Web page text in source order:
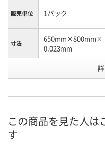
販売単位 1パック
寸法
650mm×800mm×
0.023mm
この商品を見た人は
す